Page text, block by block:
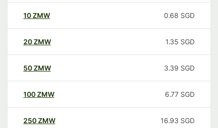
10ZMW 0.68 SGD
20ZMW 1.35 SGD
50ZMW 3.39 SGD
100ZMW 6.77 SGD
250ZMW 16.93 SGD